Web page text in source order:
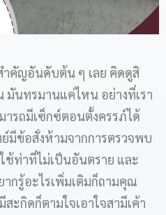
คัญอันดับต้น ๆ เลย คิดดูสิ
มันทรมานแค่ไหน อย่างที่เรา
รถมีเซ็กซ์ตอนตั้งครรภ์ได้
มีข้อสั่งห้ามจากการตรวจพบ
ช้ท่าที่ไม่เป็นอันตราย และ
กรู้อะไรเพิ่มเติมก็ถามคุณ
ะกิดก็ตามใจเอาใจสามีเค้า